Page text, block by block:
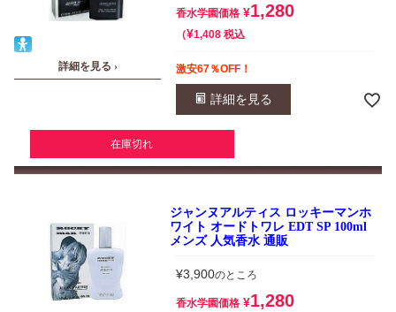
詳細を見る ›
香水学園価格 ¥1,280
¥1,408 税込
激安67％OFF！
詳細を見る
在庫切れ
ジャンヌアルティス ロッキーマンホ
ワイト オードトワレ EDT SP 100ml
メンズ 人気香水 通販
¥3,900のところ
香水学園価格 ¥1,280